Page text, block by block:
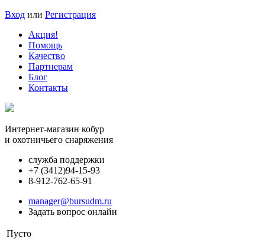
Вход или Регистрация
Акция!
Помощь
Качество
Партнерам
Блог
Контакты
Интернет-магазин кобур
и охотничьего снаряжения
служба поддержки
+7 (3412)94-15-93
8-912-762-65-91
manager@bursudm.ru
Задать вопрос онлайн
Пусто